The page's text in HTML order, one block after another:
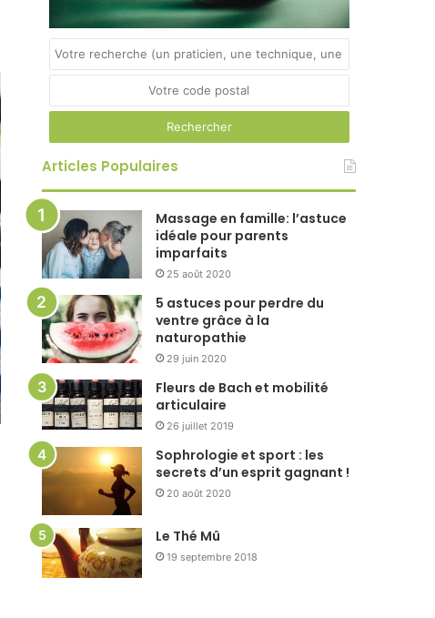
Articles Populaires
Massage en famille: l’astuce
idéale pour parents
imparfaits
25 août 2020
5 astuces pour perdre du
ventre grâce à la
naturopathie
29 juin 2020
Fleurs de Bach et mobilité
articulaire
26 juillet 2019
Sophrologie et sport : les
secrets d’un esprit gagnant !
20 août 2020
Le Thé Mû
19 septembre 2018